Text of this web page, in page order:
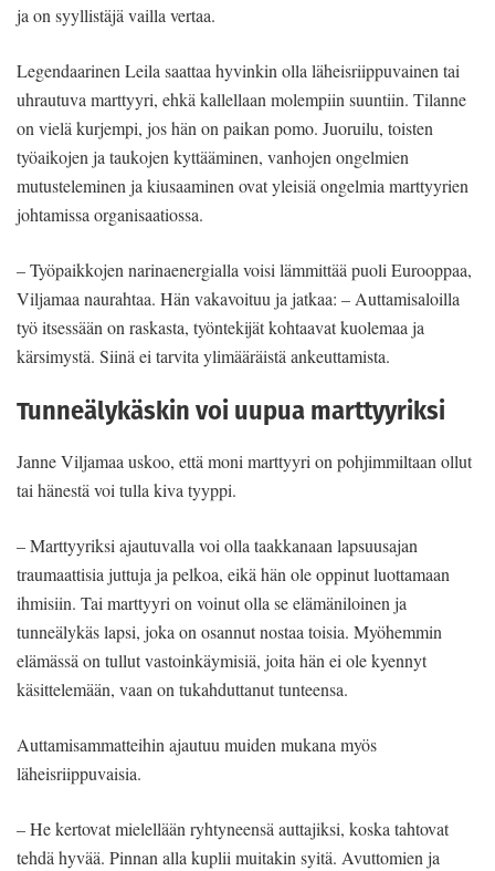
ja on syyllistäjä vailla vertaa.
Legendaarinen Leila saattaa hyvinkin olla läheisriippuvainen tai
uhrautuva marttyyri, ehkä kallellaan molempiin suuntiin. Tilanne
on vielä kurjempi, jos hän on paikan pomo. Juoruilu, toisten
työaikojen ja taukojen kyttääminen, vanhojen ongelmien
mutusteleminen ja kiusaaminen ovat yleisiä ongelmia marttyyrien
johtamissa organisaatiossa.
– Työpaikkojen narinaenergialla voisi lämmittää puoli Eurooppaa,
Viljamaa naurahtaa. Hän vakavoituu ja jatkaa: – Auttamisaloilla
työ itsessään on raskasta, työntekijät kohtaavat kuolemaa ja
kärsimystä. Siinä ei tarvita ylimääräistä ankeuttamista.
Tunneälykäskin voi uupua marttyyriksi
Janne Viljamaa uskoo, että moni marttyyri on pohjimmiltaan ollut
tai hänestä voi tulla kiva tyyppi.
– Marttyyriksi ajautuvalla voi olla taakkanaan lapsuusajan
traumaattisia juttuja ja pelkoa, eikä hän ole oppinut luottamaan
ihmisiin. Tai marttyyri on voinut olla se elämäniloinen ja
tunneälykäs lapsi, joka on osannut nostaa toisia. Myöhemmin
elämässä on tullut vastoinkäymisiä, joita hän ei ole kyennyt
käsittelemään, vaan on tukahduttanut tunteensa.
Auttamisammatteihin ajautuu muiden mukana myös
läheisriippuvaisia.
– He kertovat mielellään ryhtyneensä auttajiksi, koska tahtovat
tehdä hyvää. Pinnan alla kuplii muitakin syitä. Avuttomien ja